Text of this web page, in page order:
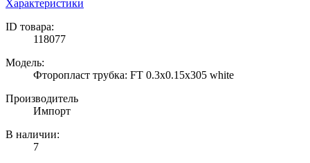
Характеристики
ID товара:
118077
Модель:
Фторопласт трубка: FT 0.3x0.15x305 white
Производитель
Импорт
В наличии:
7